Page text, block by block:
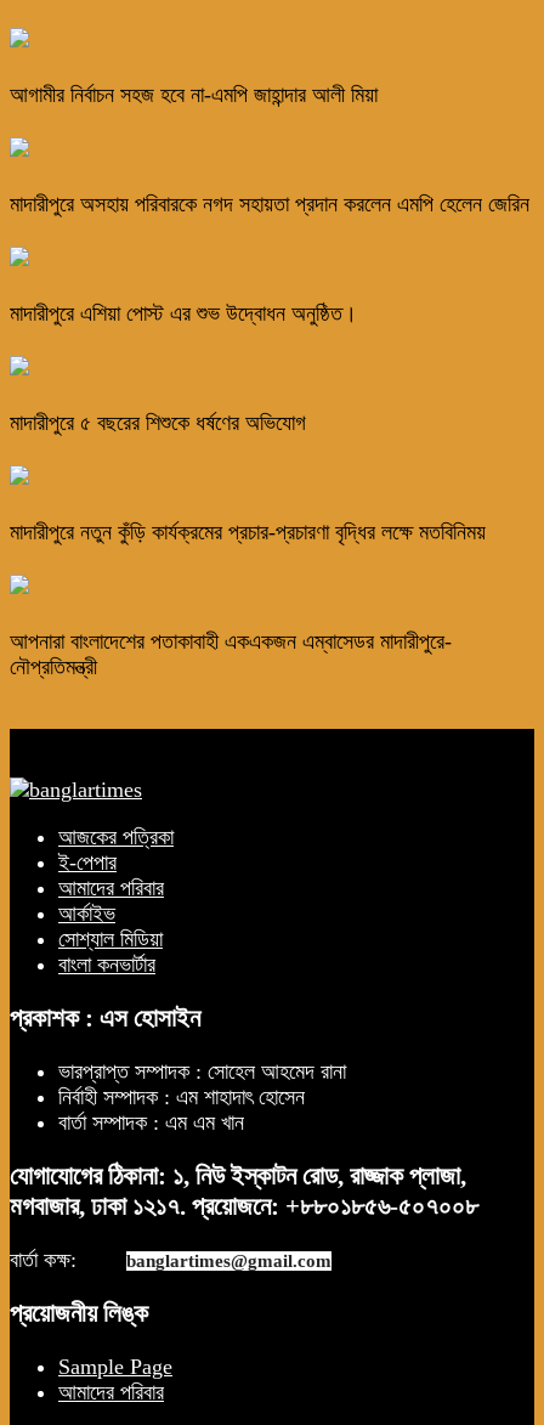
আগামীর নির্বাচন সহজ হবে না-এমপি জাহান্দার আলী মিয়া
মাদারীপুরে অসহায় পরিবারকে নগদ সহায়তা প্রদান করলেন এমপি হেলেন জেরিন
মাদারীপুরে এশিয়া পোস্ট এর শুভ উদ্বোধন অনুষ্ঠিত।
মাদারীপুরে ৫ বছরের শিশুকে ধর্ষণের অভিযোগ
মাদারীপুরে নতুন কুঁড়ি কার্যক্রমের প্রচার-প্রচারণা বৃদ্ধির লক্ষে মতবিনিময়
আপনারা বাংলাদেশের পতাকাবাহী একএকজন এম্বাসেডর মাদারীপুরে-
নৌপ্রতিমন্ত্রী
আজকের পত্রিকা
ই-পেপার
আমাদের পরিবার
আর্কাইভ
সোশ্যাল মিডিয়া
বাংলা কনভার্টার
প্রকাশক : এস হোসাইন
ভারপ্রাপ্ত সম্পাদক : সোহেল আহমেদ রানা
নির্বাহী সম্পাদক : এম শাহাদাৎ হোসেন
বার্তা সম্পাদক : এম এম খান
যোগাযোগের ঠিকানা: ১, নিউ ইস্কাটন রোড, রাজ্জাক প্লাজা,
মগবাজার, ঢাকা ১২১৭. প্রয়োজনে: +৮৮০১৮৫৬-৫০৭০০৮
বার্তা কক্ষ: banglartimes@gmail.com
প্রয়োজনীয় লিঙ্ক
Sample Page
আমাদের পরিবার